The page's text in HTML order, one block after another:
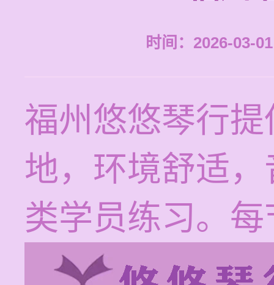
时间：2026-03-
福州悠悠琴行
地，环境舒适
类学员练习。